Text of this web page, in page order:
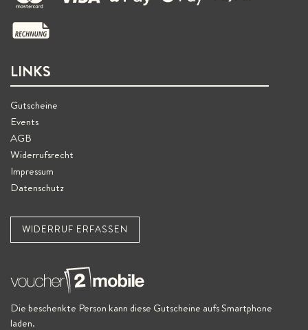
LINKS
Gutscheine
Events
AGB
Widerrufsrecht
Impressum
Datenschutz
WIDERRUF ERFASSEN
Die beschenkte Person kann diese Gutscheine aufs Smartphone
laden.